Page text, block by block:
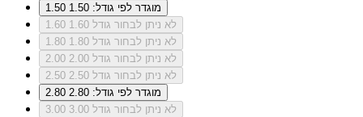
1.50
מוגדר לפי גודל: 1.50
1.60
לא ניתן לבחור גודל 1.60
1.80
לא ניתן לבחור גודל 1.80
2.00
לא ניתן לבחור גודל 2.00
2.50
לא ניתן לבחור גודל 2.50
2.80
מוגדר לפי גודל: 2.80
3.00
לא ניתן לבחור גודל 3.00